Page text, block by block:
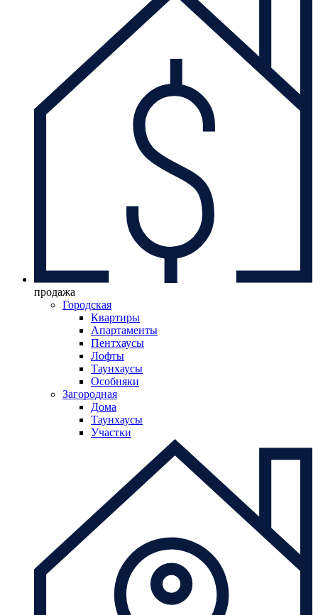
продажа
Городская
Квартиры
Апартаменты
Пентхаусы
Лофты
Таунхаусы
Особняки
Загородная
Дома
Таунхаусы
Участки